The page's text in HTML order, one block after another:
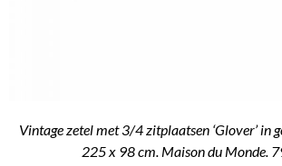
Vintage zetel met 3/4 zitplaatsen ‘Glover’ in
225 x 98 cm. Maison du Monde.